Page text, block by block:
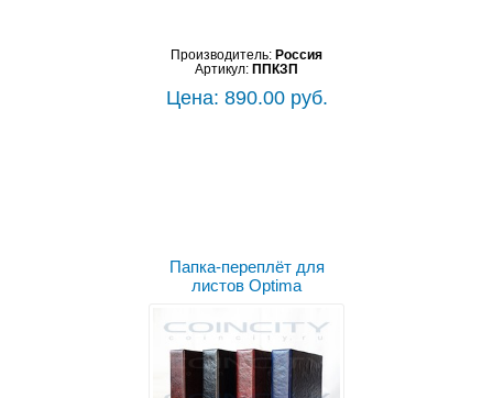
Производитель: Россия
Артикул: ППКЗП
Цена: 890.00 руб.
Папка-переплёт для
листов Optima